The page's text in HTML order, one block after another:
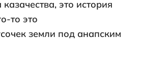
это история
то это
земли под анапским